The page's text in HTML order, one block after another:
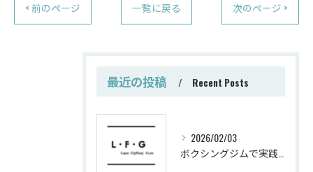
< 前のページ 一覧に戻る 次のページ >
最近の投稿 Recent Posts
2026/02/03